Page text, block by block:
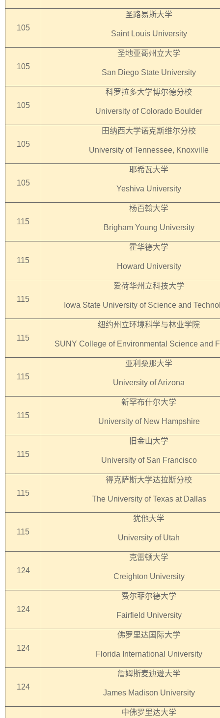
105
圣路易斯大学
Saint Louis University
105
圣地亚哥州立大学
San Diego State University
105
科罗拉多大学博尔德分校
University of Colorado Boulder
105
田纳西大学诺克斯维尔分校
University of Tennessee, Knoxville
105
耶希瓦大学
Yeshiva University
115
杨百翰大学
Brigham Young University
115
霍华德大学
Howard University
115
爱荷华州立科技大学
Iowa State University of Science and
115
纽约州立环境科学与林业学院
SUNY College of Environmental Science and
115
亚利桑那大学
University of Arizona
115
新罕布什尔大学
University of New Hampshire
115
旧金山大学
University of San Francisco
115
得克萨斯大学达拉斯分校
The University of Texas at Dallas
115
犹他大学
University of Utah
124
克雷顿大学
Creighton University
124
费尔菲尔德大学
Fairfield University
124
佛罗里达国际大学
Florida International University
124
詹姆斯麦迪逊大学
James Madison University
中佛罗里达大学